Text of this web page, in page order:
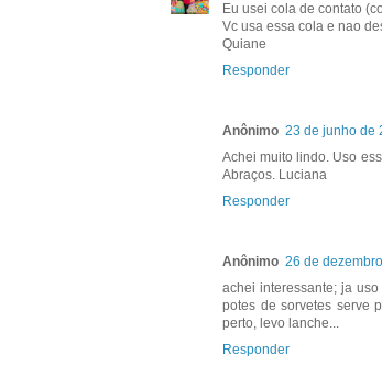
Eu usei cola de contato
Vc usa essa cola e nao
Quiane
Responder
Anônimo 23 de junho de
Achei muito lindo. Uso
Abraços. Luciana
Responder
Anônimo 26 de
achei interessante; ja
potes de sorvetes serve
perto, levo lanche...
Responder